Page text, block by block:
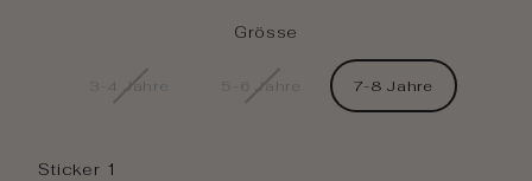
Grösse
3-4 Jahre 5-6 Jahre 7-8 Jahre
Sticker 1